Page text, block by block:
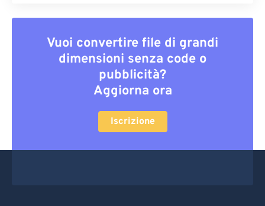
Vuoi convertire file di grandi
dimensioni senza code o
pubblicità?
Aggiorna ora
Iscrizione